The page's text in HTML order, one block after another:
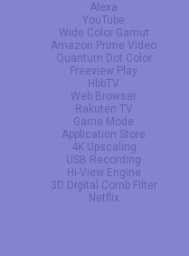
Alexa
YouTube
Wide Color Gamut
Amazon Prime Video
Quantum Dot Color
Freeview Play
HbbTV
Web Browser
Rakuten TV
Game Mode
Application Store
4K Upscaling
USB Recording
Hi-View Engine
3D Digital Comb Filter
Netflix